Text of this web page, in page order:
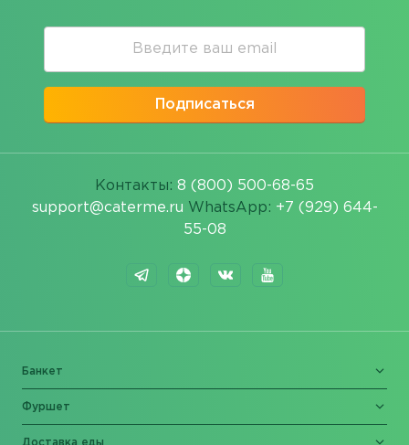
Подписаться
Контакты: 8 (800) 500-68-65
support@caterme.ru WhatsApp: +7 (929) 644-
55-08
Банкет
Фуршет
Доставка еды